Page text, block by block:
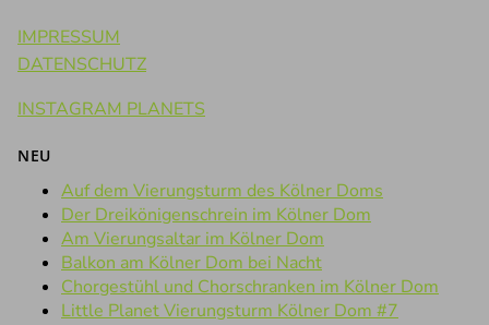
IMPRESSUM
DATENSCHUTZ
INSTAGRAM PLANETS
NEU
Auf dem Vierungsturm des Kölner Doms
Der Dreikönigenschrein im Kölner Dom
Am Vierungsaltar im Kölner Dom
Balkon am Kölner Dom bei Nacht
Chorgestühl und Chorschranken im Kölner Dom
Little Planet Vierungsturm Kölner Dom #7